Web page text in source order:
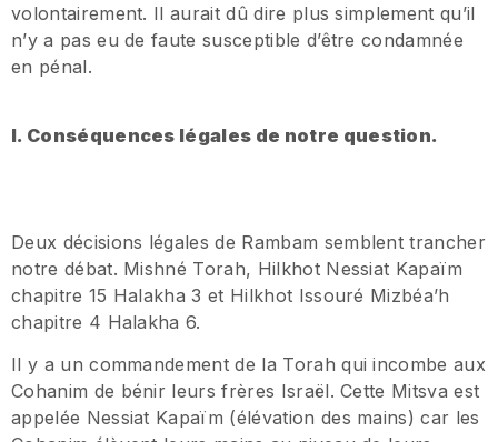
volontairement. Il aurait dû dire plus simplement qu’il
n’y a pas eu de faute susceptible d’être condamnée
en pénal.
I. Conséquences légales de notre question.
Deux décisions légales de Rambam semblent trancher
notre débat. Mishné Torah, Hilkhot Nessiat Kapaïm
chapitre 15 Halakha 3 et Hilkhot Issouré Mizbéa’h
chapitre 4 Halakha 6.
Il y a un commandement de la Torah qui incombe aux
Cohanim de bénir leurs frères Israël. Cette Mitsva est
appelée Nessiat Kapaïm (élévation des mains) car les